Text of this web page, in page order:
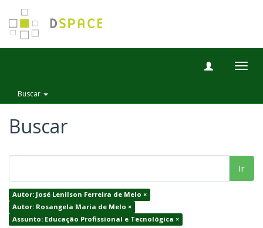
Buscar
Buscar
Ir
Autor: José Lenilson Ferreira de Melo ×
Autor: Rosangela Maria de Melo ×
Assunto: Educação Profissional e Tecnológica ×